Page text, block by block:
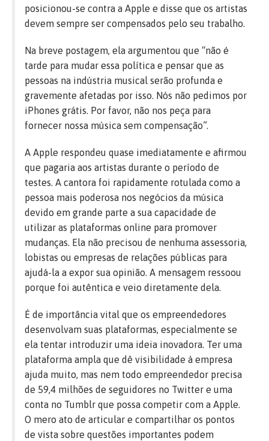
posicionou-se contra a Apple e disse que os artistas
devem sempre ser compensados pelo seu trabalho.
Na breve postagem, ela argumentou que “não é
tarde para mudar essa política e pensar que as
pessoas na indústria musical serão profunda e
gravemente afetadas por isso. Nós não pedimos por
iPhones grátis. Por favor, não nos peça para
fornecer nossa música sem compensação”.
A Apple respondeu quase imediatamente e afirmou
que pagaria aos artistas durante o período de
testes. A cantora foi rapidamente rotulada como a
pessoa mais poderosa nos negócios da música
devido em grande parte a sua capacidade de
utilizar as plataformas online para promover
mudanças. Ela não precisou de nenhuma assessoria,
lobistas ou empresas de relações públicas para
ajudá-la a expor sua opinião. A mensagem ressoou
porque foi autêntica e veio diretamente dela.
É de importância vital que os empreendedores
desenvolvam suas plataformas, especialmente se
ela tentar introduzir uma ideia inovadora. Ter uma
plataforma ampla que dê visibilidade à empresa
ajuda muito, mas nem todo empreendedor precisa
de 59,4 milhões de seguidores no Twitter e uma
conta no Tumblr que possa competir com a Apple.
O mero ato de articular e compartilhar os pontos
de vista sobre questões importantes podem